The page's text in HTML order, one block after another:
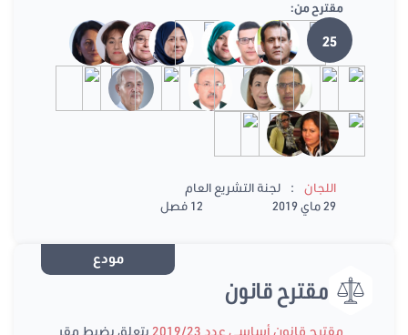
مقترح من:
25
اللجان :
لجنة التشريع العام
29 ماي 2019
12 فصل
مودع
مقترح قانون
مقترح قانون أساسي عدد 2019/23
يتعلق بضبط مقر